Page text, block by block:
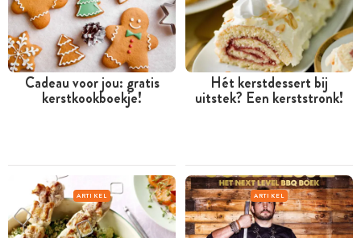
Cadeau voor jou: gratis
kerstkookboekje!
Hét kerstdessert bij
uitstek? Een kerststronk!
ARTIKEL ARTIKEL